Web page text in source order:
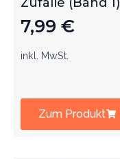
7,99 €
inkl. MwSt.
Zum Produkt